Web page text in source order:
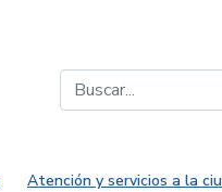
Atención y servicios a la